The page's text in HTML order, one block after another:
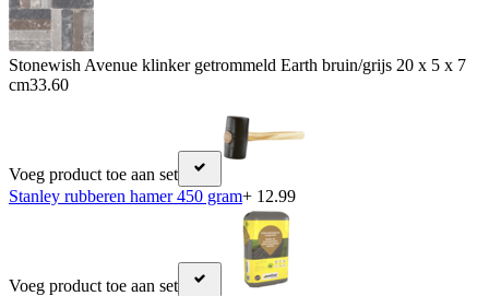
Stonewish Avenue klinker getrommeld Earth bruin/grijs 20 x 5 x 7
cm33.60
Voeg product toe aan set
Stanley rubberen hamer 450 gram+ 12.99
Voeg product toe aan set